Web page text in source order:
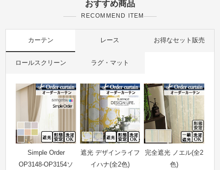
おすすめ商品
RECOMMEND ITEM
カーテン レース お得なセット販売
ロールスクリーン ラグ・マット
Simple Order
OP3148-OP3154ソ
遮光 デザインライフ
イハナ(全2色)
完全遮光 ノエル(全2
色)